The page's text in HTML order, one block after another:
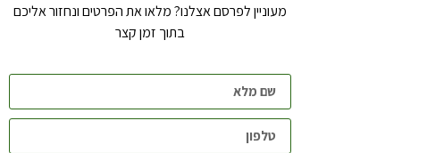
מעוניין לפרסם אצלנו? מלאו את הפרטים ונחזור אליכם
בתוך זמן קצר